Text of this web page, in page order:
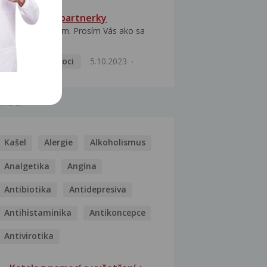
HPV typ 52 u partnerky
Dobrý deň prajem. Prosím Vás ako sa
Pohlavní nemoci
5.10.2023
Kašel Alergie Alkoholismus
Analgetika Angína
Antibiotika Antidepresiva
Antihistaminika Antikoncepce
Antivirotika